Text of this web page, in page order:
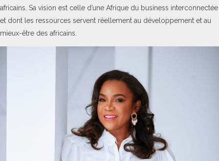
africains. Sa vision est celle d’une Afrique du business interconnectée
et dont les ressources servent réellement au développement et au
mieux-être des africains.